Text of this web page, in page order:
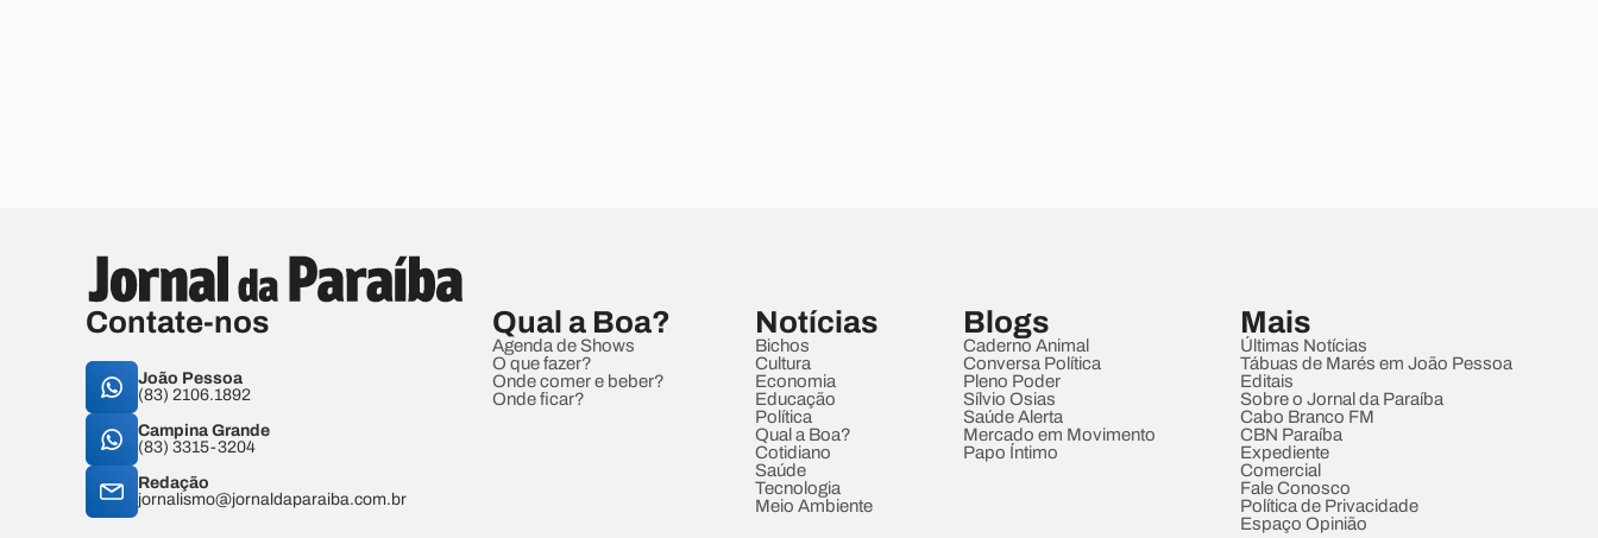
Contate-nos
João Pessoa
(83) 2106.1892
Campina Grande
(83) 3315-3204
Redação
jornalismo@jornaldaparaiba.com.br
Qual a Boa?
Agenda de Shows
O que fazer?
Onde comer e beber?
Onde ficar?
Notícias
Bichos
Cultura
Economia
Educação
Política
Qual a Boa?
Cotidiano
Saúde
Tecnologia
Meio Ambiente
Blogs
Caderno Animal
Conversa Política
Pleno Poder
Sílvio Osias
Saúde Alerta
Mercado em Movimento
Papo Íntimo
Mais
Últimas Notícias
Tábuas de Marés em João Pessoa
Editais
Sobre o Jornal da Paraíba
Cabo Branco FM
CBN Paraíba
Expediente
Comercial
Fale Conosco
Política de Privacidade
Espaço Opinião